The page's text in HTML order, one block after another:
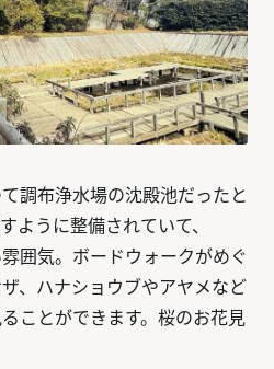
調布浄水場の沈殿池だったと
ように整備されていて、
囲気。ボードウォークがめぐ
、ハナショウブやアヤメなど
ことができます。桜のお花見